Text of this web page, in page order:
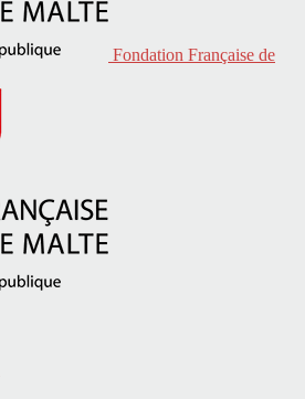
Fondation Française de